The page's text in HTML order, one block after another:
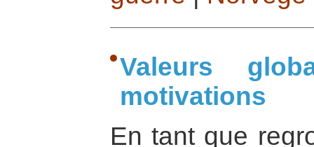
Valeurs
motivations
En tant que